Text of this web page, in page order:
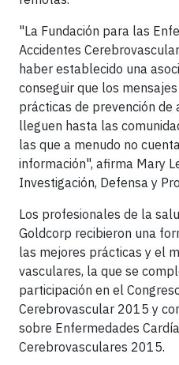
"La Fundación para las
Accidentes
haber establecido una
conseguir que los
prácticas de prevención de
lleguen hasta las
las que a menudo no
información", afirma Mary
Investigación, Defensa y
Los profesionales de la
Goldcorp recibieron una
las mejores prácticas y el
vasculares, la que se
participación en el
Cerebrovascular 2015 y
sobre Enfermedades
Cerebrovasculares 2015.